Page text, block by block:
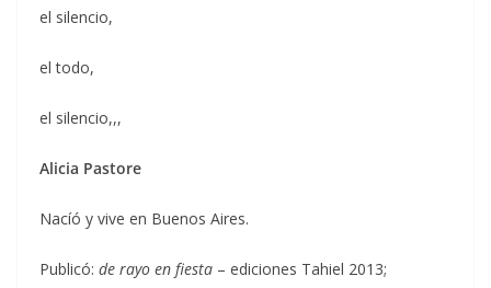
el silencio,
el todo,
el silencio,,,
Alicia Pastore
Nacíó y vive en Buenos Aires.
Publicó: de rayo en fiesta – ediciones Tahiel 2013;